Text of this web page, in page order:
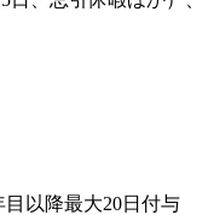
以降最大20日付与